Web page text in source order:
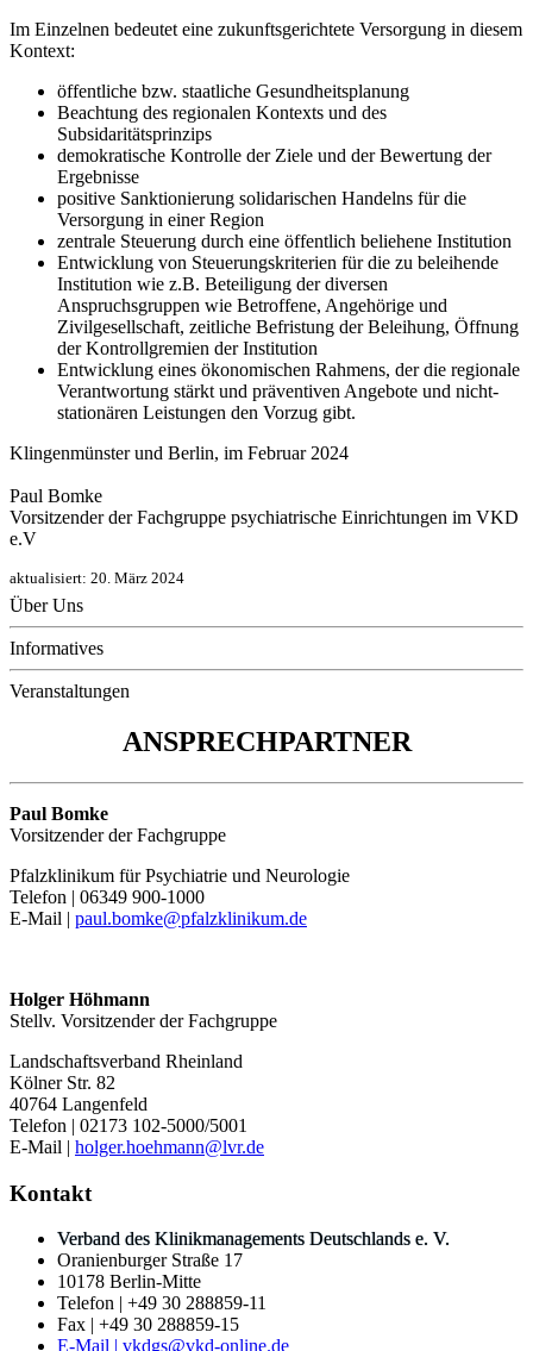
Im Einzelnen bedeutet eine zukunftsgerichtete Versorgung in diesem
Kontext:
öffentliche bzw. staatliche Gesundheitsplanung
Beachtung des regionalen Kontexts und des
Subsidaritätsprinzips
demokratische Kontrolle der Ziele und der Bewertung der
Ergebnisse
positive Sanktionierung solidarischen Handelns für die
Versorgung in einer Region
zentrale Steuerung durch eine öffentlich beliehene Institution
Entwicklung von Steuerungskriterien für die zu beleihende
Institution wie z.B. Beteiligung der diversen
Anspruchsgruppen wie Betroffene, Angehörige und
Zivilgesellschaft, zeitliche Befristung der Beleihung, Öffnung
der Kontrollgremien der Institution
Entwicklung eines ökonomischen Rahmens, der die regionale
Verantwortung stärkt und präventiven Angebote und nicht-
stationären Leistungen den Vorzug gibt.
Klingenmünster und Berlin, im Februar 2024
Paul Bomke
Vorsitzender der Fachgruppe psychiatrische Einrichtungen im VKD
e.V
aktualisiert: 20. März 2024
Über Uns
Informatives
Veranstaltungen
ANSPRECHPARTNER
Paul Bomke
Vorsitzender der Fachgruppe
Pfalzklinikum für Psychiatrie und Neurologie
Telefon | 06349 900-1000
E-Mail | paul.bomke@pfalzklinikum.de
Holger Höhmann
Stellv. Vorsitzender der Fachgruppe
Landschaftsverband Rheinland
Kölner Str. 82
40764 Langenfeld
Telefon | 02173 102-5000/5001
E-Mail | holger.hoehmann@lvr.de
Kontakt
Verband des Klinikmanagements Deutschlands e. V.
Oranienburger Straße 17
10178 Berlin-Mitte
Telefon | +49 30 288859-11
Fax | +49 30 288859-15
E-Mail | vkdgs@vkd-online.de